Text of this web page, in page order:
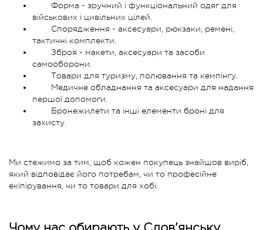
Форма - зручний і функціональний одяг для
військових і цивільних цілей.
Спорядження - аксесуари, рюкзаки, ремені,
тактичні комплекти.
Зброя - макети, аксесуари та засоби
самооборони.
Товари для туризму, полювання та кемпінгу.
Медичне обладнання та аксесуари для надання
першої допомоги.
Бронежилети та інші елементи броні для
захисту.
Ми стежимо за тим, щоб кожен покупець знайшов виріб,
який відповідає його потребам, чи то професійне
екіпірування, чи то товари для хобі.